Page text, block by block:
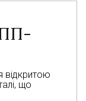
відкритою
що